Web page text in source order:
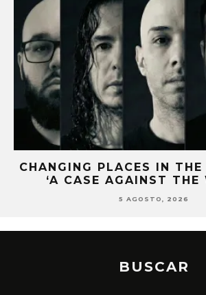
CHANGING PLACES IN
‘A CASE AGAINST THE
5 AGOSTO, 2026
BUSCAR